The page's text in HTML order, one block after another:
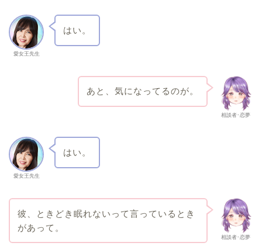
愛女王先生
はい。
相談者･恋夢
あと、気になってるのが。
愛女王先生
はい。
相談者･恋夢
彼、ときどき眠れないって言っているとき
があって。